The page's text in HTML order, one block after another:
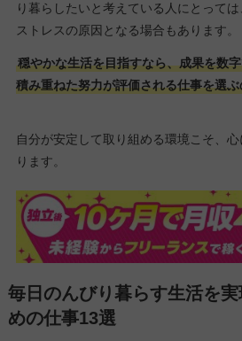
り暮らしたいと考えている人にとって
ストレスの原因となる場合もあります。
穏やかな生活を目指すなら、成果を数
積み重ねた努力が評価される仕事を選
自分が安定して取り組める環境こそ、
ります。
毎日のんびり暮らす生活を
めの仕事13選